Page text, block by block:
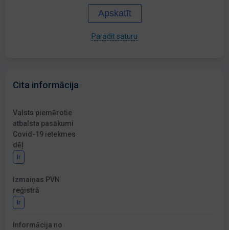
Apskatīt
Parādīt saturu
Cita informācija
Valsts piemērotie
atbalsta pasākumi
Covid-19 ietekmes
dēļ
Ir
Izmaiņas PVN
reģistrā
Ir
Informācija no